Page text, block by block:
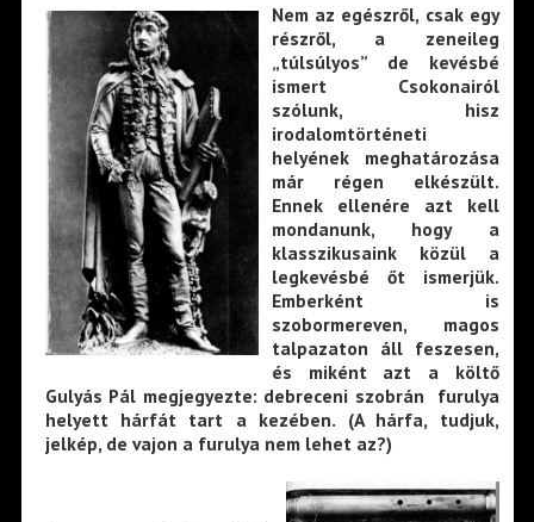
Nem az egészről, csak egy
részről, a zeneileg
„túlsúlyos” de kevésbé
ismert Csokonairól
szólunk, hisz
irodalomtörténeti
helyének meghatározása
már régen elkészült.
Ennek ellenére azt kell
mondanunk, hogy a
klasszikusaink közül a
legkevésbé őt ismerjük.
Emberként is
szobormereven, magos
talpazaton áll feszesen,
és miként azt a költő
Gulyás Pál megjegyezte: debreceni szobrán furulya
helyett hárfát tart a kezében. (A hárfa, tudjuk,
jelkép, de vajon a furulya nem lehet az?)